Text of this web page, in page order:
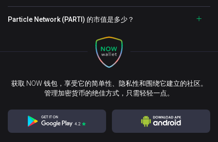
Particle Network (PARTI) 的市值是多少？
获取 NOW 钱包，享受它的简单性、隐私性和围绕它建立的社区。
管理加密货币的绝佳方式，只需轻轻一点。